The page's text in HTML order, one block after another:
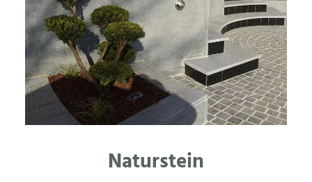
Naturstein